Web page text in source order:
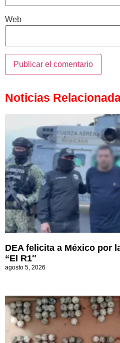
Web
Noticias
DEA felicita a México por
“El R1″
agosto 5, 2026